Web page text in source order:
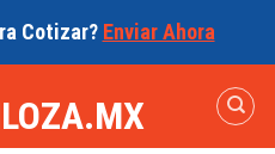
Cotizar? Enviar Ahora